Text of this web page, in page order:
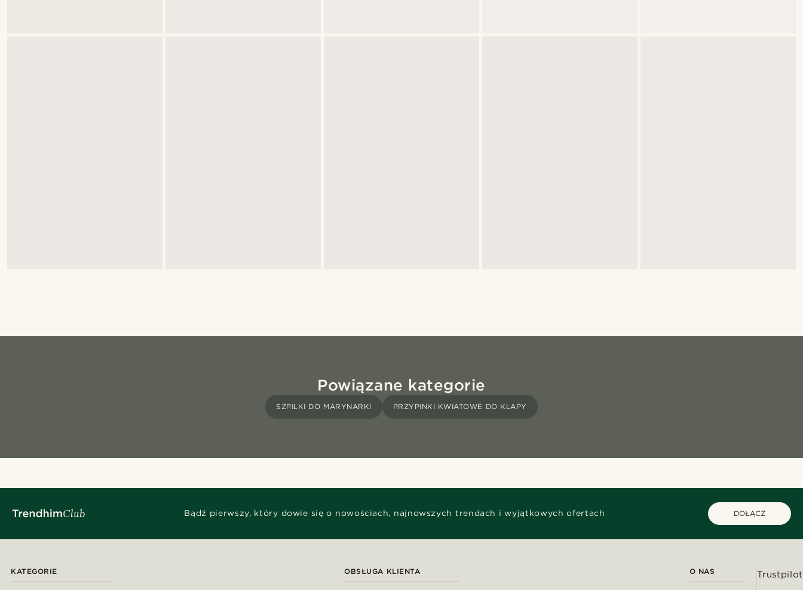
Powiązane kategorie
SZPILKI DO MARYNARKI PRZYPINKI KWIATOWE DO KLAPY
Bądź pierwszy, który dowie się o nowościach, najnowszych trendach i wyjątkowych ofertach DOŁĄCZ
KATEGORIE OBSŁUGA KLIENTA O NAS Trustpilot